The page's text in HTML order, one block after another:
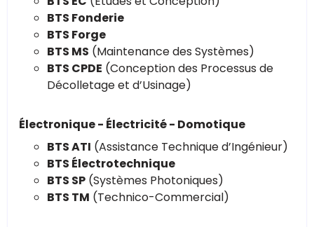
BTS Fonderie
BTS Forge
BTS MS (Maintenance des Systèmes)
BTS CPDE (Conception des Processus de
Décolletage et d’Usinage)
Électronique - Électricité - Domotique
BTS ATI (Assistance Technique d’Ingénieur)
BTS Électrotechnique
BTS SP (Systèmes Photoniques)
BTS TM (Technico-Commercial)